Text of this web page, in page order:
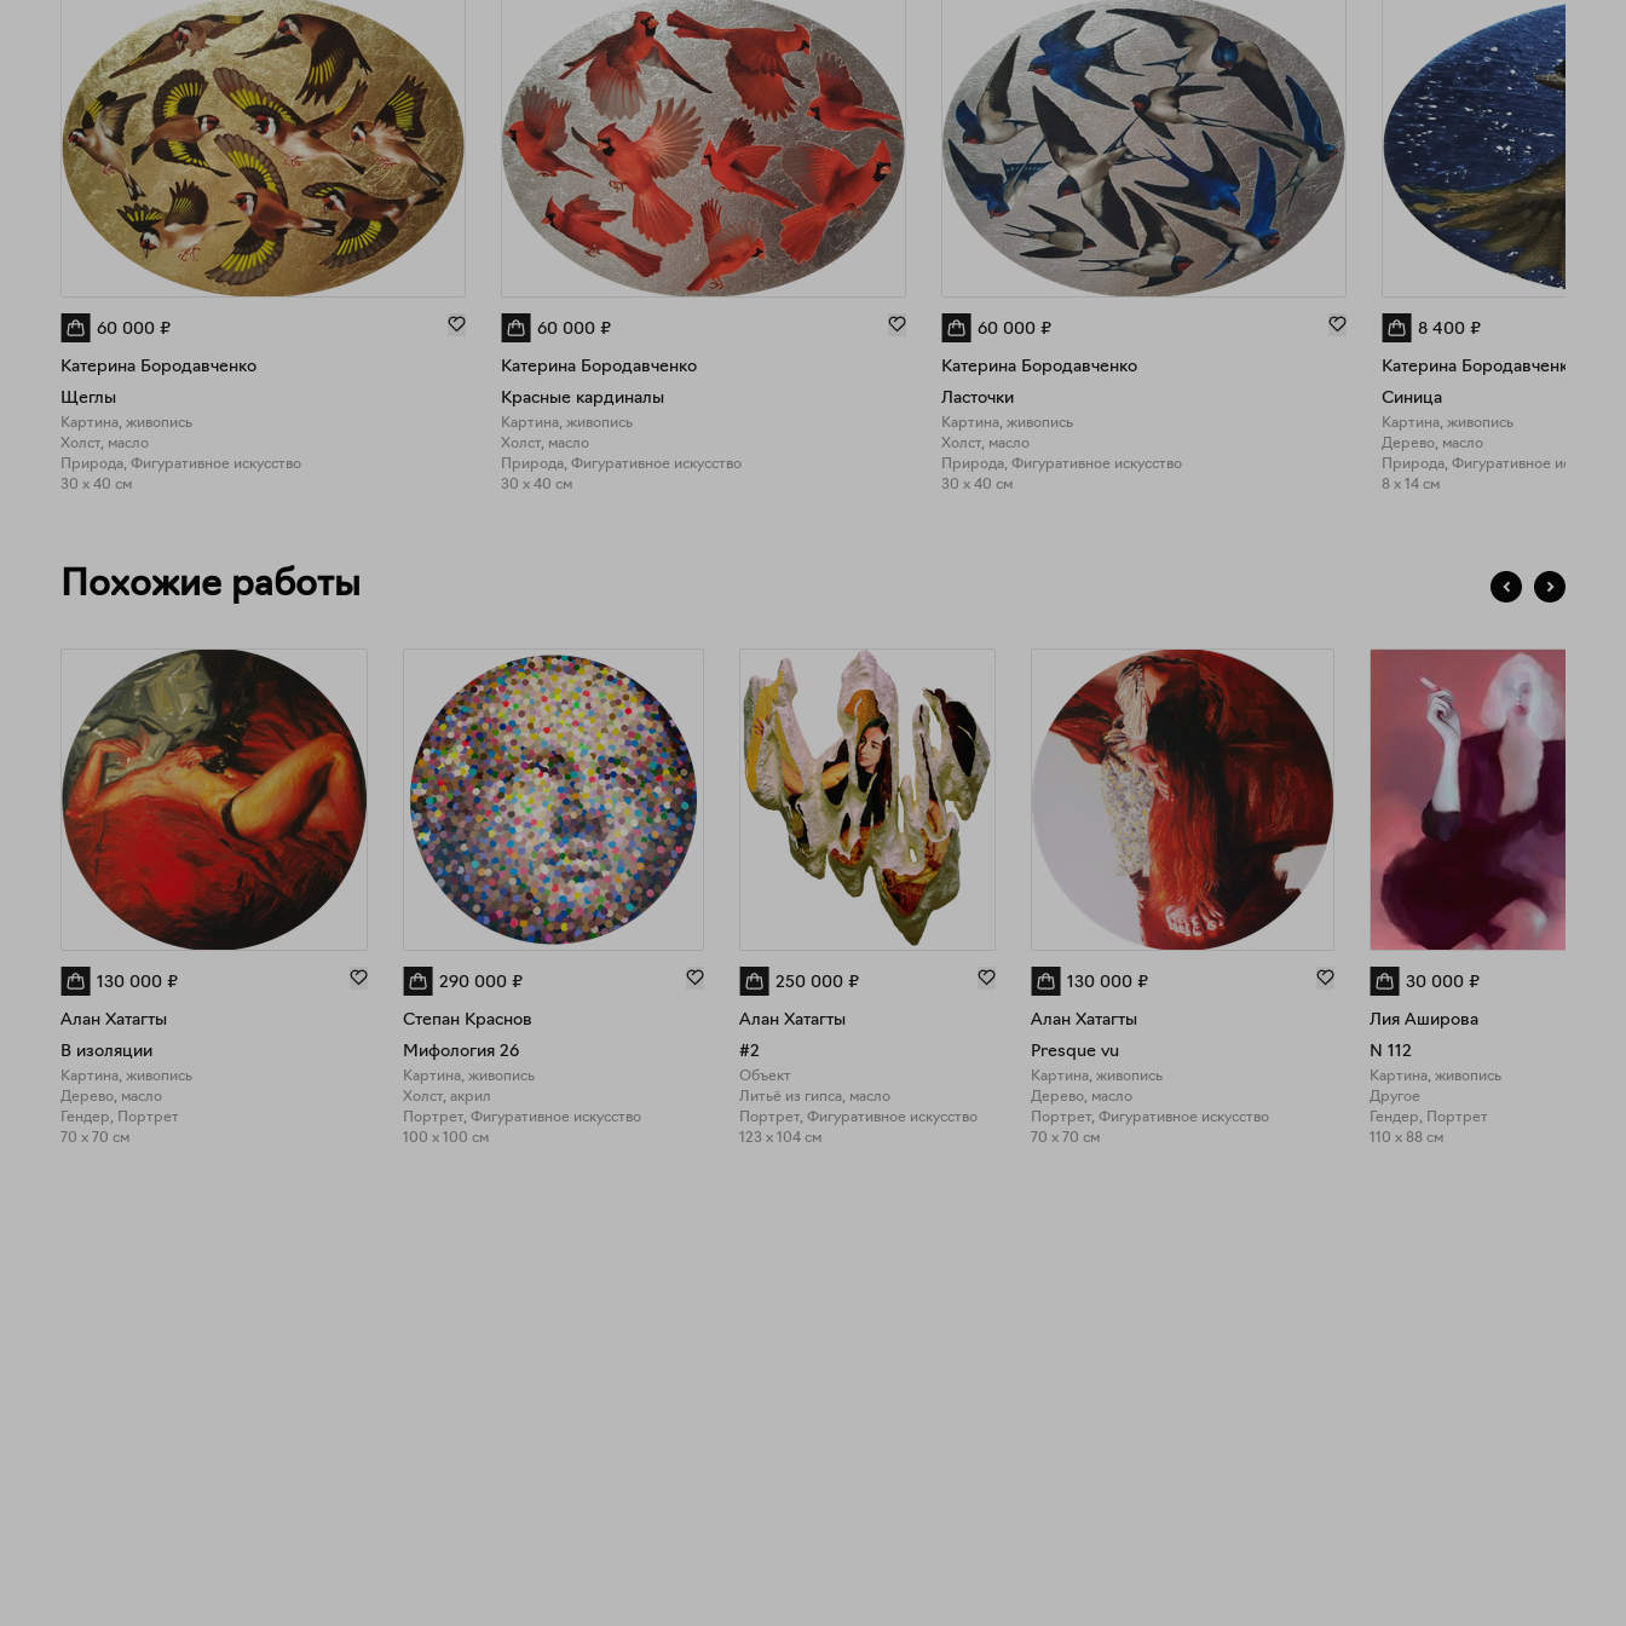
60 000 ₽
Катерина Бородавченко
Щеглы
Картина, живопись
Холст, масло
Природа, Фигуративное искусство
30 x 40 см
60 000 ₽
Катерина Бородавченко
Красные кардиналы
Картина, живопись
Холст, масло
Природа, Фигуративное искусство
30 x 40 см
60 000 ₽
Катерина Бородавченко
Ласточки
Картина, живопись
Холст, масло
Природа, Фигуративное искусство
30 x 40 см
8 400 ₽
Катерина Бородавченко
Синица
Картина, живопись
Дерево, масло
Природа, Фигуративное искусство
8 x 14 см
Похожие работы
130 000 ₽
Алан Хатагты
В изоляции
Картина, живопись
Дерево, масло
Гендер, Портрет
70 x 70 см
290 000 ₽
Степан Краснов
Мифология 26
Картина, живопись
Холст, акрил
Портрет, Фигуративное искусство
100 x 100 см
250 000 ₽
Алан Хатагты
#2
Объект
Литьё из гипса, масло
Портрет, Фигуративное искусство
123 x 104 см
130 000 ₽
Алан Хатагты
Presque vu
Картина, живопись
Дерево, масло
Портрет, Фигуративное искусство
70 x 70 см
30 000 ₽
Лия Аширова
N 112
Картина, живопись
Другое
Гендер, Портрет
110 x 88 см